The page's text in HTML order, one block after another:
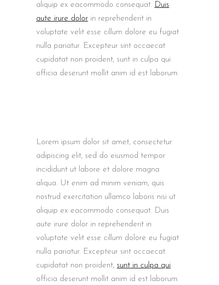
aliquip ex eacommodo consequat. Duis
aute irure dolor in reprehenderit in
voluptate velit esse cillum dolore eu fugiat
nulla pariatur. Excepteur sint occaecat
cupidatat non proident, sunt in culpa qui
officia deserunt mollit anim id est laborum.
Lorem ipsum dolor sit amet, consectetur
adipiscing elit, sed do eiusmod tempor
incididunt ut labore et dolore magna
aliqua. Ut enim ad minim veniam, quis
nostrud exercitation ullamco laboris nisi ut
aliquip ex eacommodo consequat. Duis
aute irure dolor in reprehenderit in
voluptate velit esse cillum dolore eu fugiat
nulla pariatur. Excepteur sint occaecat
cupidatat non proident, sunt in culpa qui
officia deserunt mollit anim id est laborum.